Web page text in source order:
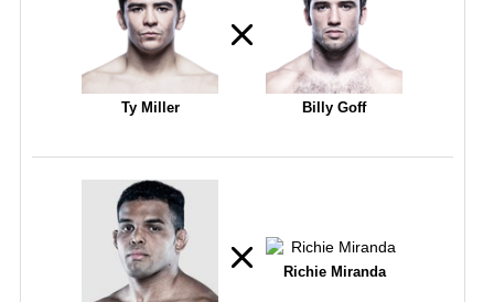
Ty Miller Billy Goff
Richie Miranda